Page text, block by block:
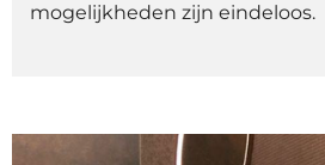
mogelijkheden zijn eindeloos.